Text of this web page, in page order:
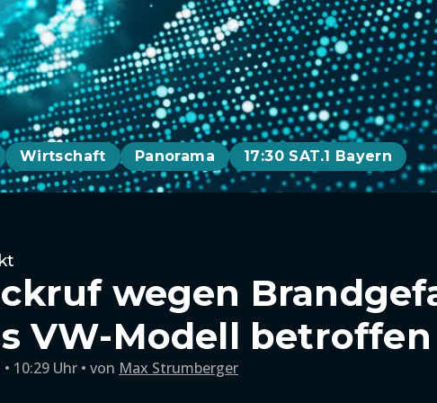
Wirtschaft Panorama 17:30 SAT.1 Bayern
wegen
VW-Modell betroffen
10:29 Uhr von Max Strumberger